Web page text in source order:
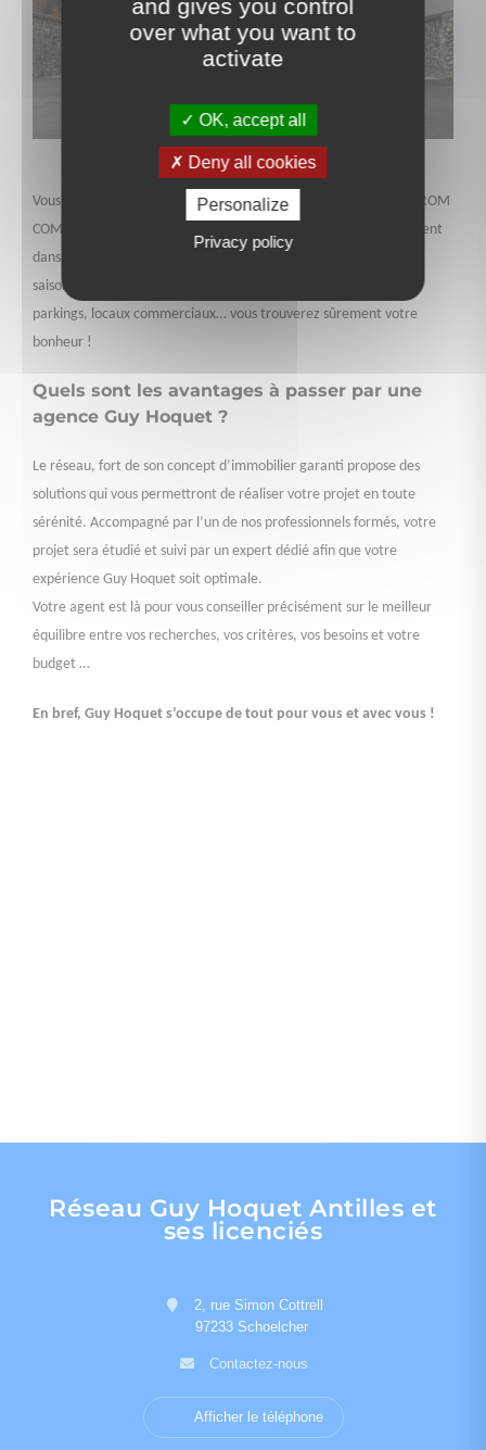
Vous souhaitez louer un bien immobilier en France ou dans les DROM
COM ? Nos conseillers Guy Hoquet l’Immobilier vous accompagnent
dans votre recherche de location (étudiante, colocation,
saisonnière.). Parmi un large choix de maisons, appartements,
parkings, locaux commerciaux… vous trouverez sûrement votre
bonheur !
Quels sont les avantages à passer par une
agence Guy Hoquet ?
Le réseau, fort de son concept d’immobilier garanti propose des
solutions qui vous permettront de réaliser votre projet en toute
sérénité. Accompagné par l’un de nos professionnels formés, votre
projet sera étudié et suivi par un expert dédié afin que votre
expérience Guy Hoquet soit optimale.
Votre agent est là pour vous conseiller précisément sur le meilleur
équilibre entre vos recherches, vos critères, vos besoins et votre
budget …
En bref, Guy Hoquet s’occupe de tout pour vous et avec vous !
Réseau Guy Hoquet Antilles et
ses licenciés
2, rue Simon Cottrell
97233 Schoelcher
Contactez-nous
Afficher le téléphone
and gives you control
over what you want to
activate
OK, accept all
Deny all cookies
Personalize
Privacy policy